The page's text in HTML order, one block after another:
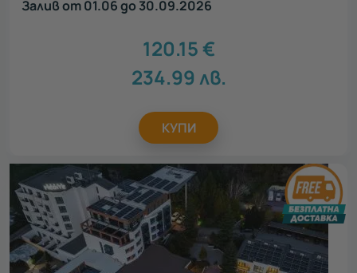
Залив от 01.06 до 30.09.2026
120.15€
234.99 лв.
КУПИ